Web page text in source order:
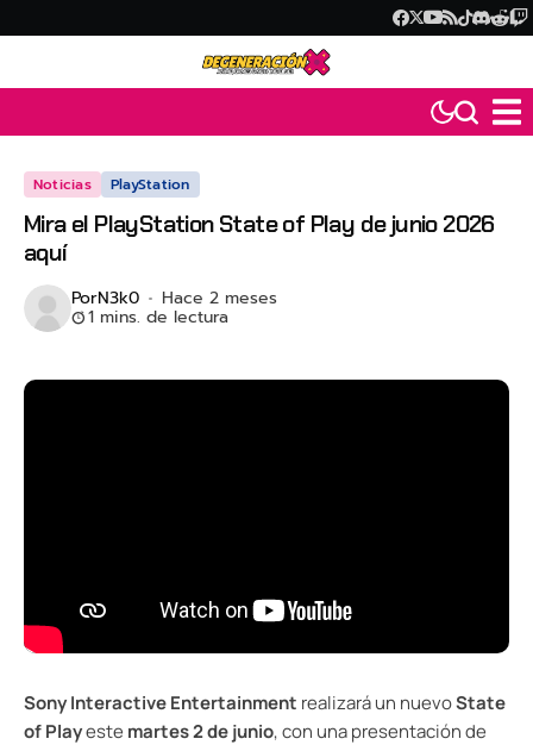
Noticias PlayStation
Mira el PlayStation State of Play de junio 2026
aquí
PorN3k0 Hace 2 meses
1 mins. de lectura
Sony Interactive Entertainment realizará un nuevoState
of Playeste martes 2 de junio, con una presentación de